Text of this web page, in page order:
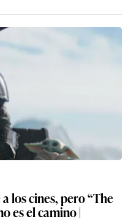
los cines, pero “The
es el camino |